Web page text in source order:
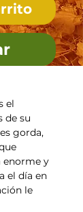
el
de su
gorda,
enorme y
el día en
le